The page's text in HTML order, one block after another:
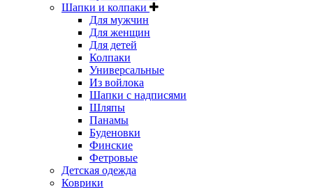
Шапки и колпаки
Для мужчин
Для женщин
Для детей
Колпаки
Универсальные
Из войлока
Шапки с надписями
Шляпы
Панамы
Буденовки
Финские
Фетровые
Детская одежда
Коврики